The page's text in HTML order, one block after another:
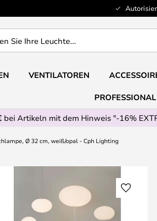
VENTILATOREN
PROFESSIONAL
bei Artikeln mit dem Hinweis "-16%
Ø 32 cm, weiß/opal - Cph Lighting